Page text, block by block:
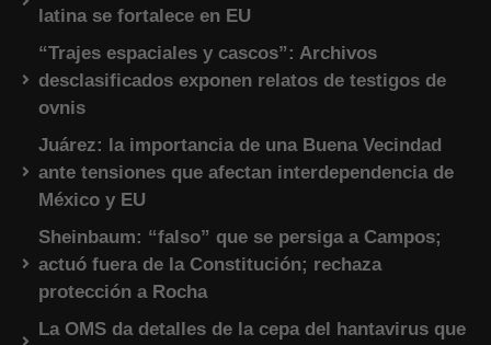
latina se fortalece en EU
“Trajes espaciales y cascos”: Archivos
desclasificados exponen relatos de testigos de
ovnis
Juárez: la importancia de una Buena Vecindad
ante tensiones que afectan interdependencia de
México y EU
Sheinbaum: “falso” que se persiga a Campos;
actuó fuera de la Constitución; rechaza
protección a Rocha
La OMS da detalles de la cepa del hantavirus que